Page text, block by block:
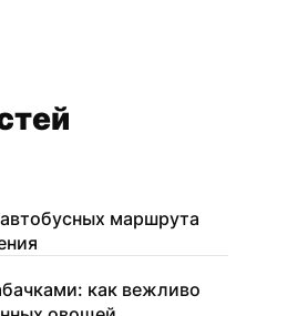
маршрута
как вежливо